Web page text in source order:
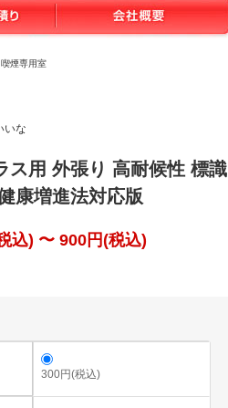
喫煙専用室
いな
ス用 外張り 高耐候性 標識
康増進法対応版
込) 〜 900円(税込)
300円(税込)